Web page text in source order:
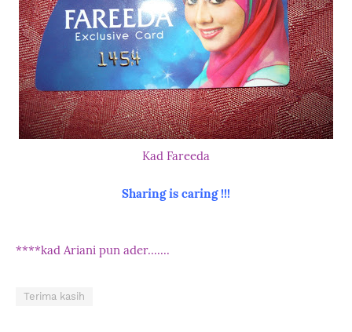
Kad Fareeda
Sharing is caring !!!
****kad Ariani pun ader.......
Terima kasih